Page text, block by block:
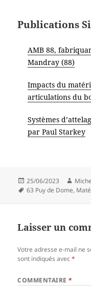
Publications
AMB 88,
Mandray (88)
Impacts du
articulations du
Systèmes
par Paul Starkey
Publié
le
25/06/2023
Mots-
63 Puy de Dome,
Laisser un
Votre adresse e-mail ne
sont indiqués avec*
COMMENTAIRE*